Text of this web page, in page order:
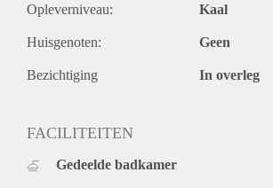
Opleverniveau: Kaal
Huisgenoten: Geen
Bezichtiging In overleg
FACILITEITEN
Gedeelde badkamer